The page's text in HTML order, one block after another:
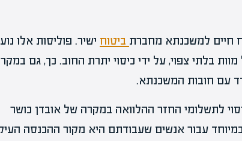
חיים למשכנתא מחברת ביטוח ישיר. פוליסות אלו
בלתי צפוי, על ידי כיסוי יתרת החוב. כך, גם
עם חובות המשכנתא.
לתשלומי החזר ההלוואה במקרה של אובדן כושר
עבור אנשים שעבודתם היא מקור ההכנסה